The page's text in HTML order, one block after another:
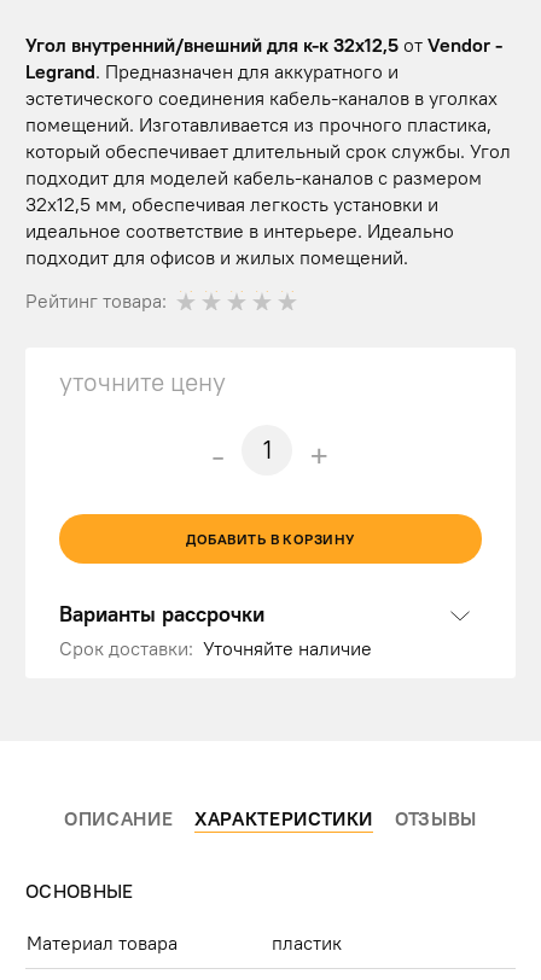
Угол внутренний/внешний для к-к 32х12,5 от Vendor -
Legrand. Предназначен для аккуратного и
эстетического соединения кабель-каналов в уголках
помещений. Изготавливается из прочного пластика,
который обеспечивает длительный срок службы. Угол
подходит для моделей кабель-каналов с размером
32х12,5 мм, обеспечивая легкость установки и
идеальное соответствие в интерьере. Идеально
подходит для офисов и жилых помещений.
Рейтинг товара:
уточните цену
- +
ДОБАВИТЬ В КОРЗИНУ
Варианты рассрочки
Срок доставки: Уточняйте наличие
ОПИСАНИЕ ХАРАКТЕРИСТИКИ ОТЗЫВЫ
ОСНОВНЫЕ
Материал товара пластик